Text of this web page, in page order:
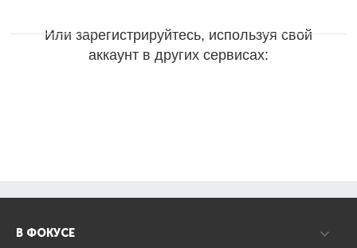
Или зарегистрируйтесь, используя свой
аккаунт в других сервисах:
В ФОКУСЕ